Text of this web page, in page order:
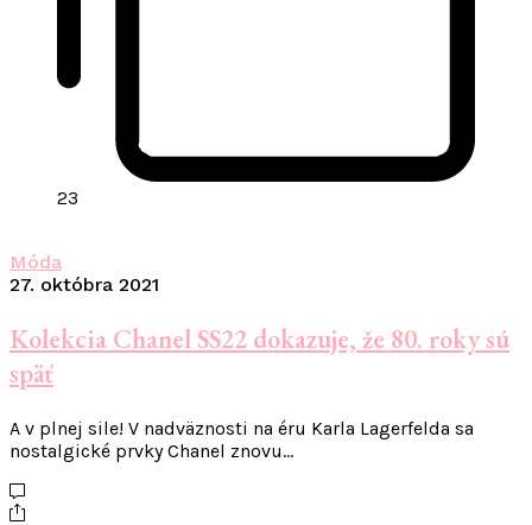
23
Móda
27. októbra 2021
Kolekcia Chanel SS22 dokazuje, že 80. roky sú
späť
A v plnej sile! V nadväznosti na éru Karla Lagerfelda sa
nostalgické prvky Chanel znovu…